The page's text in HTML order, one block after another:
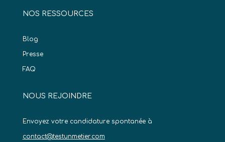
NOS RESSOURCES
Blog
Presse
FAQ
NOUS REJOINDRE
Envoyez votre candidature spontanée à
contact@testunmetier.com